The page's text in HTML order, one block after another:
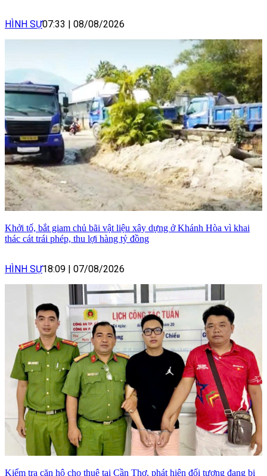
HÌNH SỰ07:33 | 08/08/2026
Khởi tố, bắt giam chủ bãi vật liệu xây dựng ở Khánh Hòa vì khai
thác cát trái phép, thu lợi hàng tỷ đồng
HÌNH SỰ18:09 | 07/08/2026
Kiểm tra căn hộ cho thuê tại Cần Thơ, phát hiện đối tượng đang bị